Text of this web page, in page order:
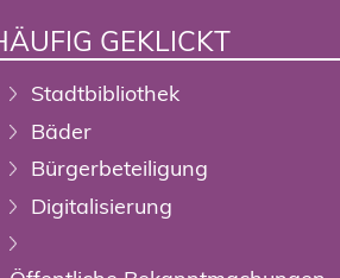
GEKLICKT
Stadtbibliothek
Bäder
Bürgerbeteiligung
Digitalisierung